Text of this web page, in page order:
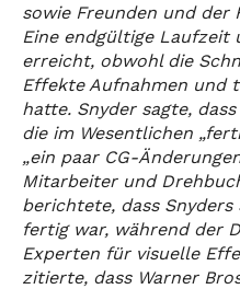
sowie Freunden und der
Eine endgültige Laufzeit
erreicht, obwohl die
Effekte Aufnahmen und
hatte. Snyder sagte,
die im Wesentlichen
„ein paar CG-
Mitarbeiter und
berichtete, dass
fertig war, während der
Experten für visuelle
zitierte, dass Warner